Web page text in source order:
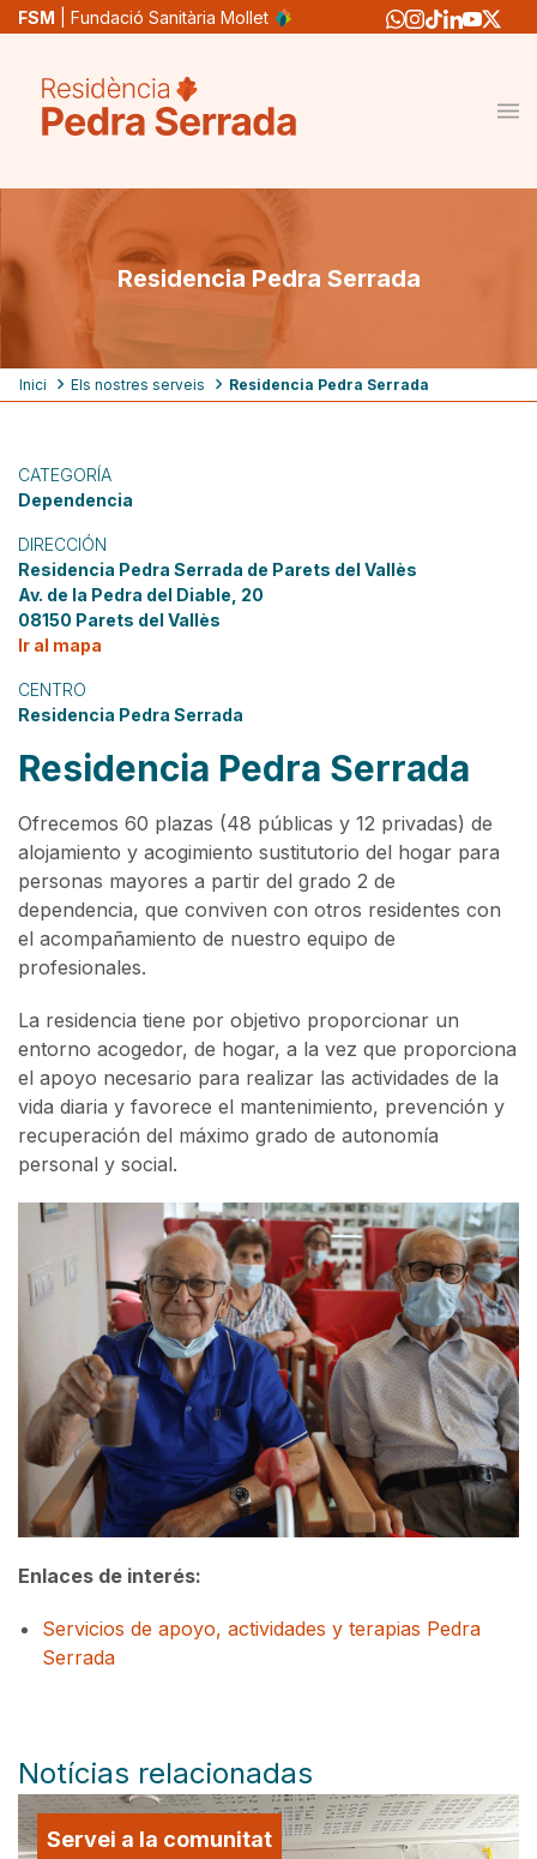
Pasar
contenido
principal
FSM | Fundació Sanitària Mollet
Residencia Pedra Serrada
Ruta
navegación
Inici Els nostres serveis Residencia Pedra Serrada
CATEGORÍA
Dependencia
DIRECCIÓN
Residencia Pedra Serrada de Parets del Vallès
Av. de la Pedra del Diable, 20
08150 Parets del Vallès
Ir al mapa
CENTRO
Residencia Pedra Serrada
Residencia Pedra Serrada
Ofrecemos 60 plazas (48 públicas y 12 privadas) de
alojamiento y acogimiento sustitutorio del hogar para
personas mayores a partir del grado 2 de
dependencia, que conviven con otros residentes con
el acompañamiento de nuestro equipo de
profesionales.
La residencia tiene por objetivo proporcionar un
entorno acogedor, de hogar, a la vez que proporciona
el apoyo necesario para realizar las actividades de la
vida diaria y favorece el mantenimiento, prevención y
recuperación del máximo grado de autonomía
personal y social.
Enlaces de interés:
Servicios de apoyo, actividades y terapias Pedra
Serrada
Notícias relacionadas
Servei a la comunitat